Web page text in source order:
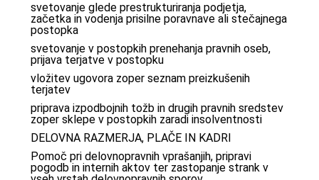
svetovanje glede prestrukturiranja podjetja,
začetka in vodenja prisilne poravnave ali stečajnega
postopka
svetovanje v postopkih prenehanja pravnih oseb,
prijava terjatve v postopku
vložitev ugovora zoper seznam preizkušenih
terjatev
priprava izpodbojnih tožb in drugih pravnih sredstev
zoper sklepe v postopkih zaradi insolventnosti
DELOVNA RAZMERJA, PLAČE IN KADRI
Pomoč pri delovnopravnih vprašanjih, pripravi
pogodb in internih aktov ter zastopanje strank v